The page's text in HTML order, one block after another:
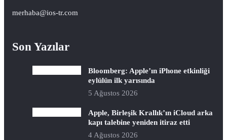
merhaba@ios-tr.com
Son Yazılar
Bloomberg: Apple’ın iPhone etkinliği
eylülün ilk yarısında
5 Ağustos 2026
Apple, Birleşik Krallık’ın iCloud arka
kapı talebine yeniden itiraz etti
4 Ağustos 2026